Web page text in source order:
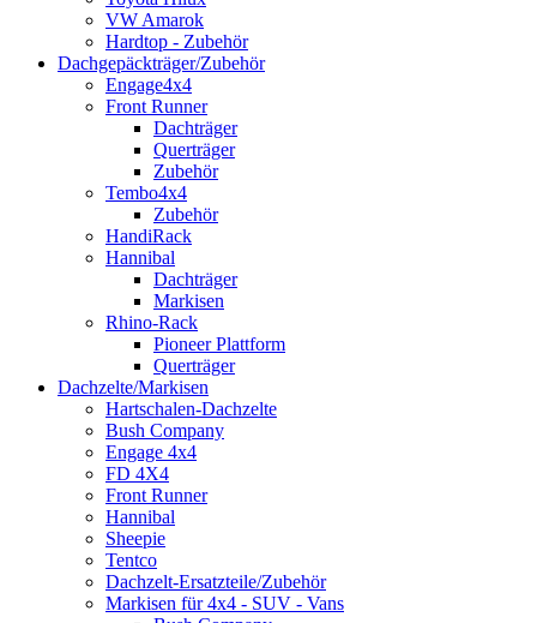
VW Amarok
Hardtop - Zubehör
Dachgepäckträger/Zubehör
Engage4x4
Front Runner
Dachträger
Querträger
Zubehör
Tembo4x4
Zubehör
HandiRack
Hannibal
Dachträger
Markisen
Rhino-Rack
Pioneer Plattform
Querträger
Dachzelte/Markisen
Hartschalen-Dachzelte
Bush Company
Engage 4x4
FD 4X4
Front Runner
Hannibal
Sheepie
Tentco
Dachzelt-Ersatzteile/Zubehör
Markisen für 4x4 - SUV - Vans